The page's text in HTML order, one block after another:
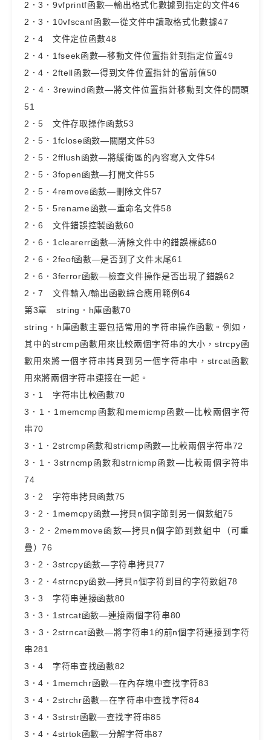
2．3．9vfprintf函數—輸出格式化數據到指定的文件46
2．3．10vfscanf函數—從文件中讀取格式化數據47
2．4 文件定位函數48
2．4．1fseek函數—移動文件位置指針到指定位置49
2．4．2ftell函數—得到文件位置指針的當前值50
2．4．3rewind函數—將文件位置指針移動到文件的開頭
51
2．5 文件存取操作函數53
2．5．1fclose函數—關閉文件53
2．5．2fflush函數—將緩衝區的內容寫入文件54
2．5．3fopen函數—打開文件55
2．5．4remove函數—刪除文件57
2．5．5rename函數—重命名文件58
2．6 文件錯誤控製函數60
2．6．1clearerr函數—清除文件中的錯誤標誌60
2．6．2feof函數—是否到了文件末尾61
2．6．3ferror函數—檢查文件操作是否出現了錯誤62
2．7 文件輸入/輸出函數綜合應用範例64
第3章 string．h庫函數70
string．h庫函數主要包括常用的字符串操作函數。例如，
其中的strcmp函數用來比較兩個字符串的大小，strcpy函
數用來將一個字符串拷貝到另一個字符串中，strcat函數
用來將兩個字符串連接在一起。
3．1 字符串比較函數70
3．1．1memcmp函數和memicmp函數—比較兩個字符
串70
3．1．2strcmp函數和stricmp函數—比較兩個字符串72
3．1．3strncmp函數和strnicmp函數—比較兩個字符串
74
3．2 字符串拷貝函數75
3．2．1memcpy函數—拷貝n個字節到另一個數組75
3．2．2memmove函數—拷貝n個字節到數組中（可重
疊）76
3．2．3strcpy函數—字符串拷貝77
3．2．4strncpy函數—拷貝n個字符到目的字符數組78
3．3 字符串連接函數80
3．3．1strcat函數—連接兩個字符串80
3．3．2strncat函數—將字符串1的前n個字符連接到字符
串281
3．4 字符串查找函數82
3．4．1memchr函數—在內存塊中查找字符83
3．4．2strchr函數—在字符串中查找字符84
3．4．3strstr函數—查找字符串85
3．4．4strtok函數—分解字符串87